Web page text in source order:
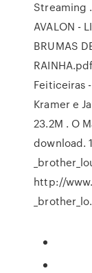
Streaming
AVALON -
BRUMAS
Feiticeiras
Kramer e
23.2M . O
download.
http://